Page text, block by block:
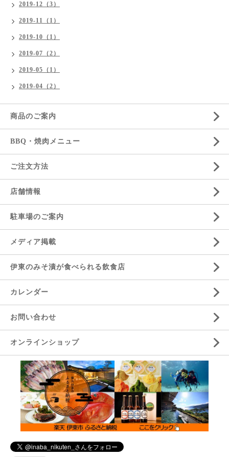
2019-12（3）
2019-11（1）
2019-10（1）
2019-07（2）
2019-05（1）
2019-04（2）
商品のご案内
BBQ・焼肉メニュー
ご注文方法
店舗情報
駐車場のご案内
メディア掲載
伊東のみそ漬が食べられる飲食店
カレンダー
お問い合わせ
オンラインショップ